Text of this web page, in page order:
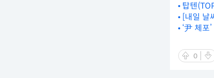
탑텐
[내일 날
‘尹 체포
0